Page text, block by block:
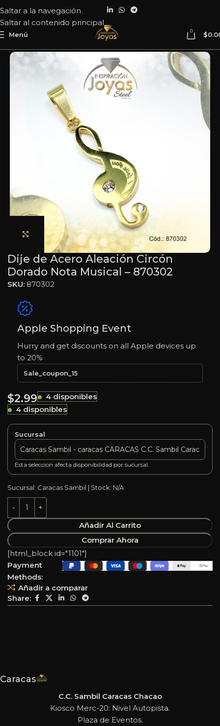
Saltar a la navegación
Saltar al contenido principal
Menú 0 $
Haga clic para ampliar
Dije de Acero Aleación Circón
Dorado Nota Musical – 870302
SKU: 870302
Apple Shopping Event
Hurry and get discounts on all Apple devices up
to 20%
Sale_coupon_15
$2.99
4 disponibles
4 disponibles
Sucursal
Esta seleccion afecta disponibilidad por sucursal.
Sucursal: Caracas Sambil | Stock: N/A
Añadir Al Carrito
Comprar Ahora
Añadir a comparar
Share:
[html_block id="1101"]
Payment
Methods:
Caracas
C.C. Sambil Caracas Chacao
Kiosco Merc-20: Nivel Autopista.
Plaza de Eventos.